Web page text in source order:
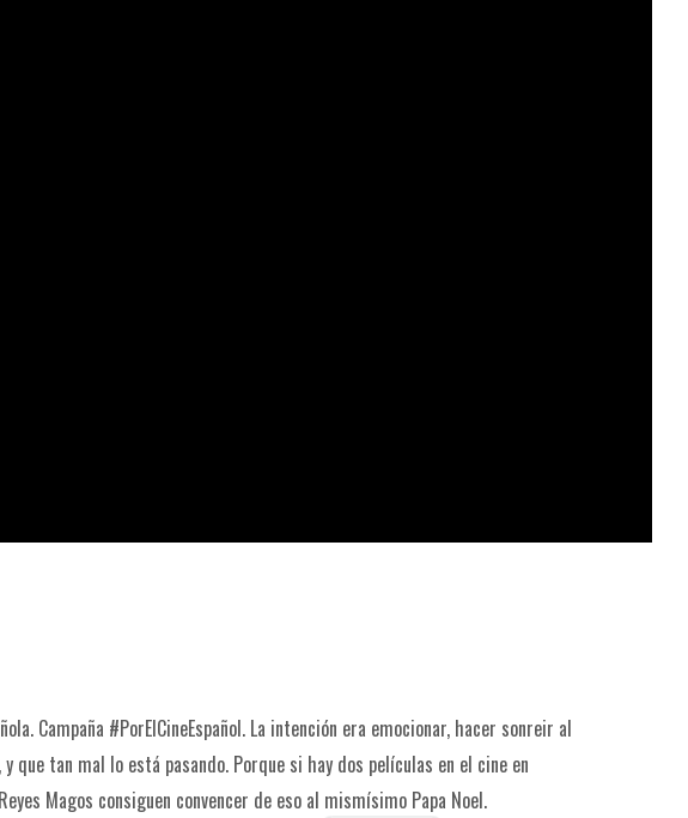
Campaña #PorElCineEspañol. La intención era emocionar, hacer sonreir al
tan mal lo está pasando. Porque si hay dos películas en el cine en
Magos consiguen convencer de eso al mismísimo Papa Noel.